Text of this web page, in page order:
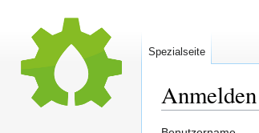
Anmelden
Spezialseite